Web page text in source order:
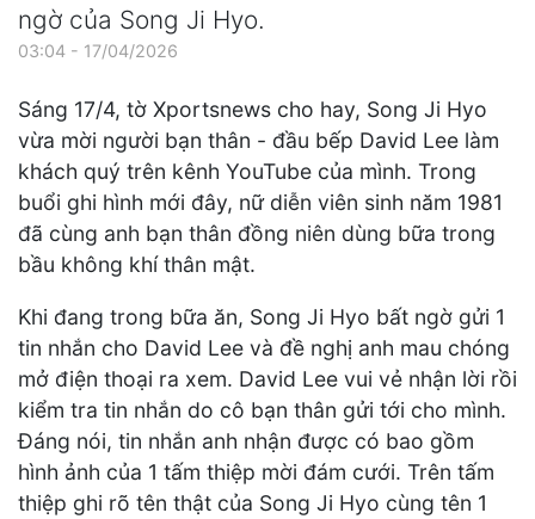
ngờ của Song Ji Hyo.
03:04 - 17/04/2026
Sáng 17/4, tờ Xportsnews cho hay, Song Ji Hyo
vừa mời người bạn thân - đầu bếp David Lee làm
khách quý trên kênh YouTube của mình. Trong
buổi ghi hình mới đây, nữ diễn viên sinh năm 1981
đã cùng anh bạn thân đồng niên dùng bữa trong
bầu không khí thân mật.
Khi đang trong bữa ăn, Song Ji Hyo bất ngờ gửi 1
tin nhắn cho David Lee và đề nghị anh mau chóng
mở điện thoại ra xem. David Lee vui vẻ nhận lời rồi
kiểm tra tin nhắn do cô bạn thân gửi tới cho mình.
Đáng nói, tin nhắn anh nhận được có bao gồm
hình ảnh của 1 tấm thiệp mời đám cưới. Trên tấm
thiệp ghi rõ tên thật của Song Ji Hyo cùng tên 1